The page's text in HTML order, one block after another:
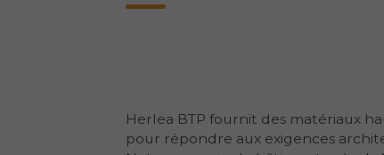
Herlea BTP fournit des matériaux
pour répondre aux exigences